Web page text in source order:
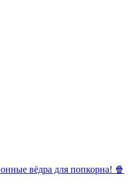
вёдра для попкорна! 🍿